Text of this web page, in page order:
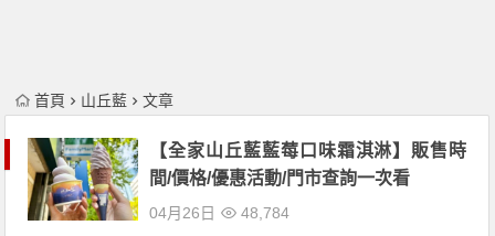
首頁 山丘藍 文章
【全家山丘藍藍莓口味霜淇淋】販售時
間/價格/優惠活動/門市查詢一次看
04月26日 48,784